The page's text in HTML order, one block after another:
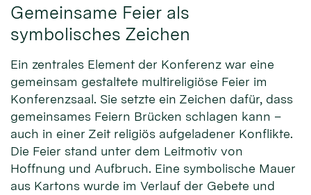
Gemeinsame Feier als
symbolisches Zeichen
Ein zentrales Element der Konferenz war eine
gemeinsam gestaltete multireligiöse Feier im
Konferenzsaal. Sie setzte ein Zeichen dafür, dass
gemeinsames Feiern Brücken schlagen kann –
auch in einer Zeit religiös aufgeladener Konflikte.
Die Feier stand unter dem Leitmotiv von
Hoffnung und Aufbruch. Eine symbolische Mauer
aus Kartons wurde im Verlauf der Gebete und